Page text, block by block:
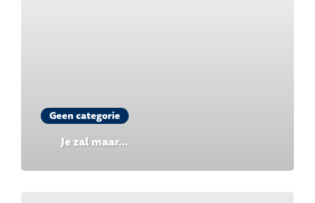
Geen categorie
Je zal maar…